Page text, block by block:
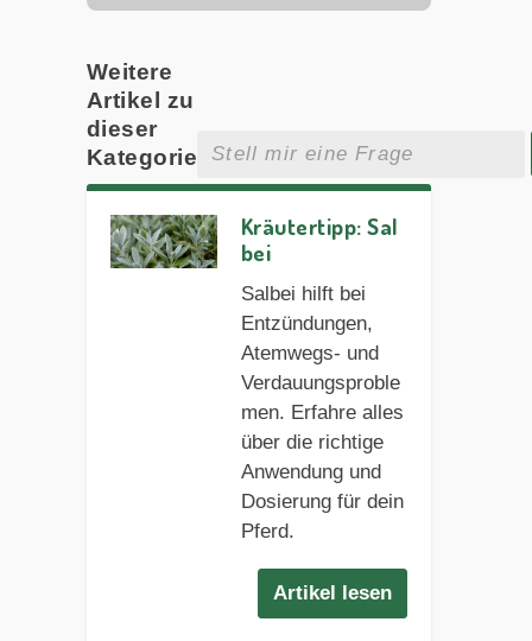
Weitere
Artikel zu
dieser
Kategorie
Kräutertipp: Sal
bei
Salbei hilft bei
Entzündungen,
Atemwegs- und
Verdauungsproble
men. Erfahre alles
über die richtige
Anwendung und
Dosierung für dein
Pferd.
Artikel lesen